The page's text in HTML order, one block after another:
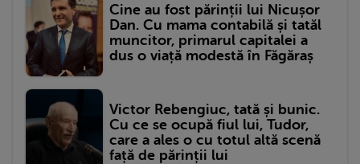
Cine au fost părinții lui Nicușor
Dan. Cu mama contabilă și tatăl
muncitor, primarul capitalei a
dus o viață modestă în Făgăraș
Victor Rebengiuc, tată și bunic.
Cu ce se ocupă fiul lui, Tudor,
care a ales o cu totul altă scenă
față de părinții lui